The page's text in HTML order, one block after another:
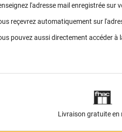
l'adresse mail enregistrée sur
reçevrez automatiquement sur
pouvez aussi directement accéder à
Livraison gratuite en